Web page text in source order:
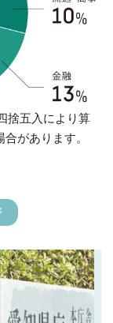
捨五入により算
があります。